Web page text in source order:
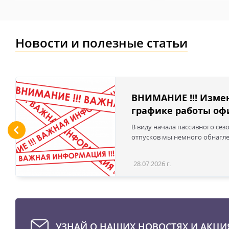
Новости и полезные статьи
ВНИМАНИЕ !!!
графике работы
В виду начала пассивного
отпусков мы немного
28.07.2026 г.